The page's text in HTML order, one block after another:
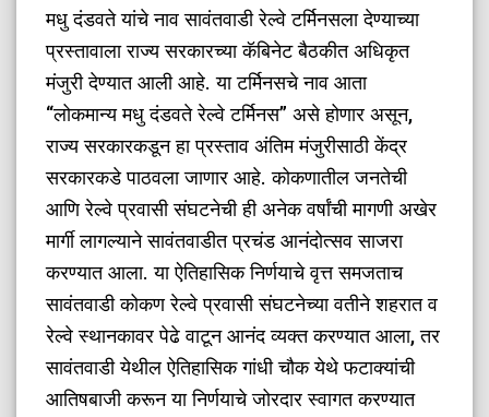
मधु दंडवते यांचे नाव सावंतवाडी रेल्वे टर्मिनसला देण्याच्या
प्रस्तावाला राज्य सरकारच्या कॅबिनेट बैठकीत अधिकृत
मंजुरी देण्यात आली आहे. या टर्मिनसचे नाव आता
“लोकमान्य मधु दंडवते रेल्वे टर्मिनस” असे होणार असून,
राज्य सरकारकडून हा प्रस्ताव अंतिम मंजुरीसाठी केंद्र
सरकारकडे पाठवला जाणार आहे. कोकणातील जनतेची
आणि रेल्वे प्रवासी संघटनेची ही अनेक वर्षांची मागणी अखेर
मार्गी लागल्याने सावंतवाडीत प्रचंड आनंदोत्सव साजरा
करण्यात आला. या ऐतिहासिक निर्णयाचे वृत्त समजताच
सावंतवाडी कोकण रेल्वे प्रवासी संघटनेच्या वतीने शहरात व
रेल्वे स्थानकावर पेढे वाटून आनंद व्यक्त करण्यात आला, तर
सावंतवाडी येथील ऐतिहासिक गांधी चौक येथे फटाक्यांची
आतिषबाजी करून या निर्णयाचे जोरदार स्वागत करण्यात